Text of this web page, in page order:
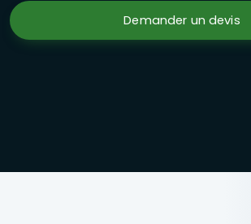
Formations en présentiel à Garoua :
Demander un devis